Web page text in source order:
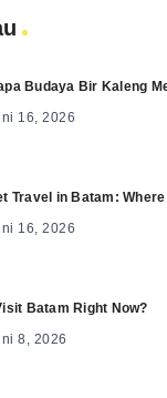
Budaya Bir Kaleng
16, 2026
Travel in Batam:
16, 2026
Batam Right Now?
8, 2026